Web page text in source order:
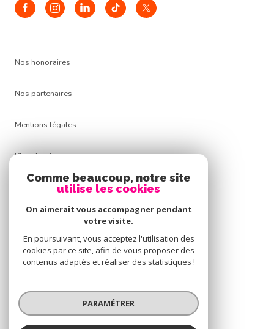
Nos honoraires
Nos partenaires
Mentions légales
Plan du site
Cookies
© 2026 | Tous droits réservés
Comme beaucoup, notre site
utilise les cookies
On aimerait vous accompagner pendant
votre visite.
En poursuivant, vous acceptez l'utilisation des
cookies par ce site, afin de vous proposer des
contenus adaptés et réaliser des statistiques !
PARAMÉTRER